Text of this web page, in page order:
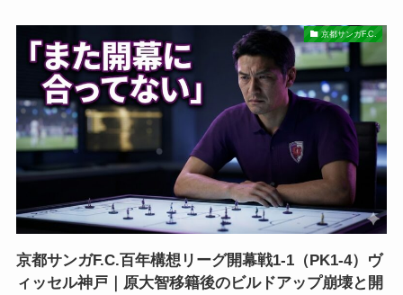
京都サンガF.C.
京都サンガF.C.百年構想リーグ開幕戦1-1（PK1-4）ヴ
ィッセル神戸｜原大智移籍後のビルドアップ崩壊と開